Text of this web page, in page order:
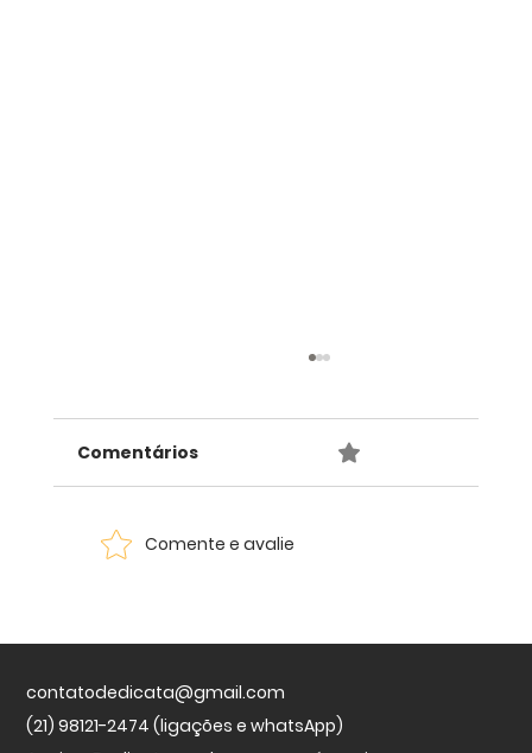
e PICS
Um marco simbólico e político para o
avanço das Medicinas Tradicionais,
Brasil: o Consórcio Acadêmico Brasileiro de
Comentários
Comente e avalie
(21) 98121-2474 (ligações e whatsApp)
contatodedicata@gmail.com